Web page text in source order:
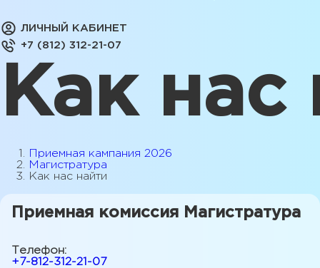
ЛИЧНЫЙ КАБИНЕТ
+7 (812) 312-21-07
Как нас
Приемная кампания 2026
Магистратура
Как нас найти
Приемная комиссия Магистратура
Телефон:
+7-812-312-21-07